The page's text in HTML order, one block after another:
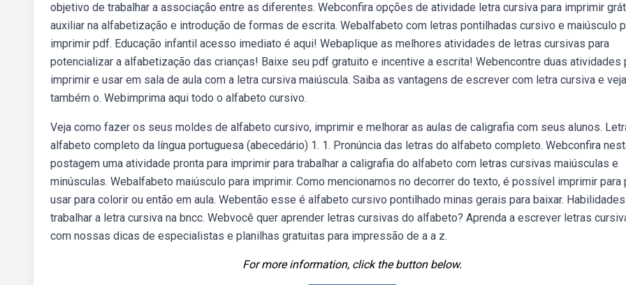
objetivo de trabalhar a associação entre as diferentes. Webconfira opções de atividade letra cursiva para imprimir
auxiliar na alfabetização e introdução de formas de escrita. Webalfabeto com letras pontilhadas cursivo e maiúsculo
imprimir pdf. Educação infantil acesso imediato é aqui! Webaplique as melhores atividades de letras cursivas para
potencializar a alfabetização das crianças! Baixe seu pdf gratuito e incentive a escrita! Webencontre duas atividades
imprimir e usar em sala de aula com a letra cursiva maiúscula. Saiba as vantagens de escrever com letra cursiva e veja
também o. Webimprima aqui todo o alfabeto cursivo.
Veja como fazer os seus moldes de alfabeto cursivo, imprimir e melhorar as aulas de caligrafia com seus alunos.
alfabeto completo da língua portuguesa (abecedário) 1. 1. Pronúncia das letras do alfabeto completo. Webconfira
postagem uma atividade pronta para imprimir para trabalhar a caligrafia do alfabeto com letras cursivas maiúsculas e
minúsculas. Webalfabeto maiúsculo para imprimir. Como mencionamos no decorrer do texto, é possível imprimir para
usar para colorir ou então em aula. Webentão esse é alfabeto cursivo pontilhado minas gerais para baixar.
trabalhar a letra cursiva na bncc. Webvocê quer aprender letras cursivas do alfabeto? Aprenda a escrever letras
com nossas dicas de especialistas e planilhas gratuitas para impressão de a a z.
For more information, click the button below.